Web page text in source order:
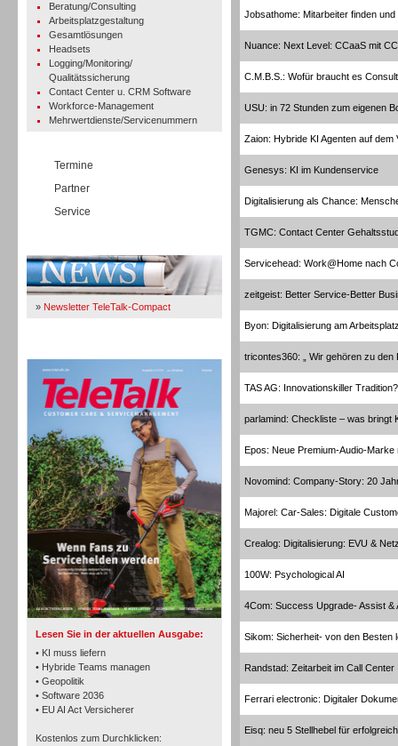
Beratung/Consulting
Arbeitsplatzgestaltung
Gesamtlösungen
Headsets
Logging/Monitoring/
Qualitätssicherung
Contact Center u. CRM Software
Workforce-Management
Mehrwertdienste/Servicenummern
Termine
Partner
Service
» Newsletter TeleTalk-Compact
Lesen Sie in der aktuellen Ausgabe:
• KI muss liefern
• Hybride Teams managen
• Geopolitik
• Software 2036
• EU AI Act Versicherer
Kostenlos zum Durchklicken:
TK- und ACD-Systeme
Workforce-Management
Jobsathome: Mitarbeiter finden und
Nuance: Next Level: CCaaS mit
C.M.B.S.: Wofür braucht es
USU: in 72 Stunden zum eigenen
Zaion: Hybride KI Agenten auf dem
Genesys: KI im Kundenservice
Digitalisierung als Chance:
TGMC: Contact Center
Servicehead: Work@Home nach
zeitgeist: Better Service-Better
Byon: Digitalisierung am
tricontes360: „ Wir gehören zu den
TAS AG: Innovationskiller Tradition?
parlamind: Checkliste – was bringt
Epos: Neue Premium-Audio-Marke
Novomind: Company-Story: 20
Majorel: Car-Sales: Digitale
Crealog: Digitalisierung: EVU &
100W: Psychological AI
4Com: Success Upgrade- Assist &
Sikom: Sicherheit- von den Besten
Randstad: Zeitarbeit im Call Center
Ferrari electronic: Digitaler
Eisq: neu 5 Stellhebel für